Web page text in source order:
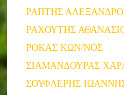
ΡΑΠΤΗΣ
ΡΑΧΟΥΤΗΣ
ΡΟΚΑΣ ΚΩΝ/ΝΟΣ
ΣΙΑΜΑΝΔΟΥΡΑΣ
ΣΟΥΦΛΕΡΗΣ